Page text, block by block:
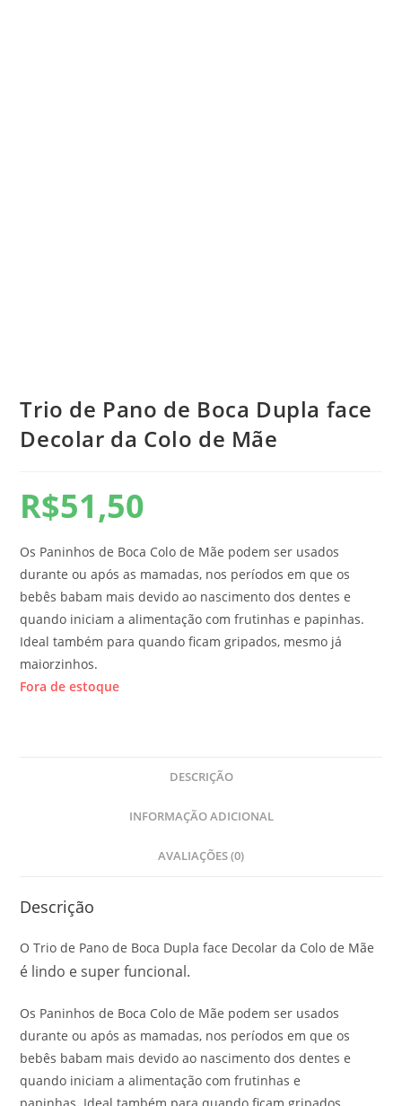
Trio de Pano de Boca Dupla face
Decolar da Colo de Mãe
R$51,50
Os Paninhos de Boca Colo de Mãe podem ser usados
durante ou após as mamadas, nos períodos em que os
bebês babam mais devido ao nascimento dos dentes e
quando iniciam a alimentação com frutinhas e papinhas.
Ideal também para quando ficam gripados, mesmo já
maiorzinhos.
Fora de estoque
DESCRIÇÃO
INFORMAÇÃO ADICIONAL
AVALIAÇÕES (0)
Descrição
O Trio de Pano de Boca Dupla face Decolar da Colo de Mãe
é lindo e super funcional.
Os Paninhos de Boca Colo de Mãe podem ser usados
durante ou após as mamadas, nos períodos em que os
bebês babam mais devido ao nascimento dos dentes e
quando iniciam a alimentação com frutinhas e